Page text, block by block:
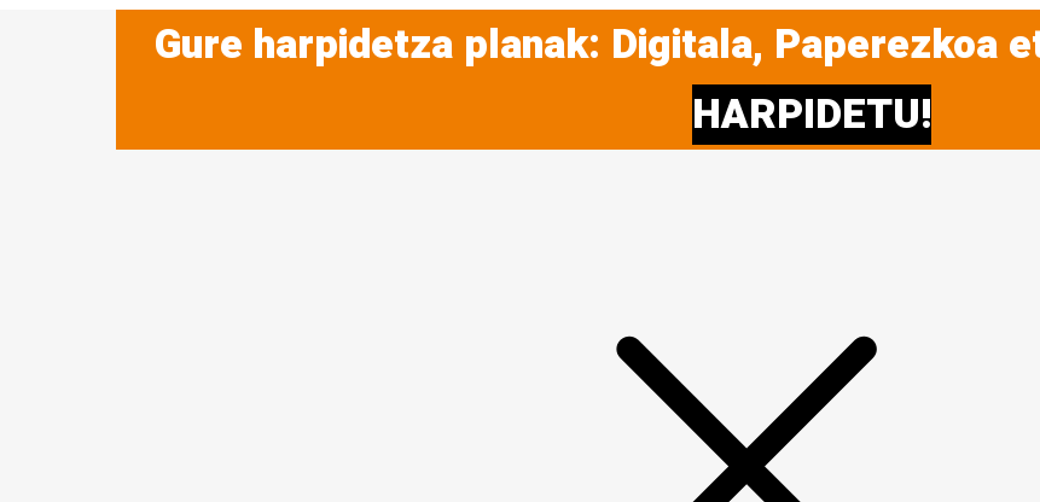
Gure harpidetza planak: Digitala, Paperezkoa
HARPIDETU!